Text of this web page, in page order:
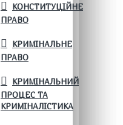
КОНСТИТУЦІЙНЕ
ПРАВО
КРИМІНАЛЬНЕ
ПРАВО
КРИМІНАЛЬНИЙ
ПРОЦЕС ТА
КРИМІНАЛІСТИКА